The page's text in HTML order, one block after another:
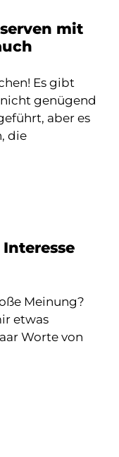
mit
Es gibt
genügend
aber es
die
Meinung?
etwas
Worte von